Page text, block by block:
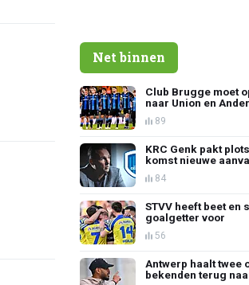
Net binnen
Club Brugge moet
naar Union en
89
KRC Genk pakt
komst nieuwe
84
STVV heeft beet en
goalgetter voor
56
Antwerp haalt twee
bekenden terug